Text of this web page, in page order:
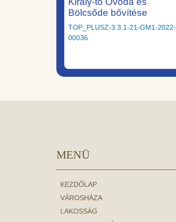
Bölcsőde bővítése
TOP_PLUSZ-3.3.1-21-GM1-2022-
00036
MENÜ
KEZDŐLAP
VÁROSHÁZA
LAKOSSÁG